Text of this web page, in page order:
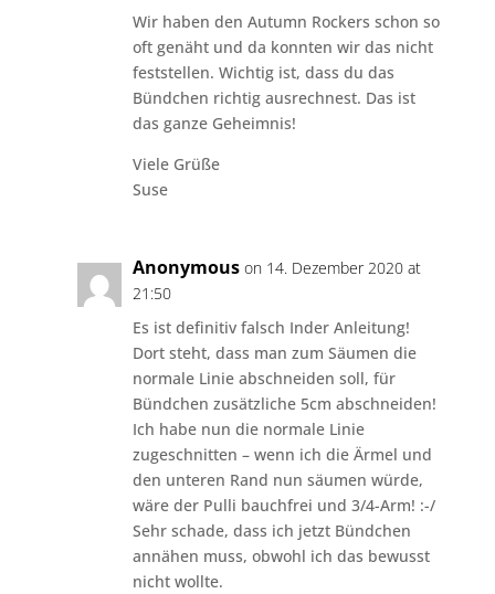
Wir haben den Autumn Rockers schon so
oft genäht und da konnten wir das nicht
feststellen. Wichtig ist, dass du das
Bündchen richtig ausrechnest. Das ist
das ganze Geheimnis!
Viele Grüße
Suse
Anonymous on 14. Dezember 2020 at
21:50
Es ist definitiv falsch Inder Anleitung!
Dort steht, dass man zum Säumen die
normale Linie abschneiden soll, für
Bündchen zusätzliche 5cm abschneiden!
Ich habe nun die normale Linie
zugeschnitten – wenn ich die Ärmel und
den unteren Rand nun säumen würde,
wäre der Pulli bauchfrei und 3/4-Arm! :-/
Sehr schade, dass ich jetzt Bündchen
annähen muss, obwohl ich das bewusst
nicht wollte.